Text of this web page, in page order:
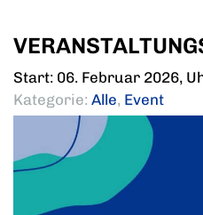
Start: 06. Februar 2026,
Kategorie: Alle, Event